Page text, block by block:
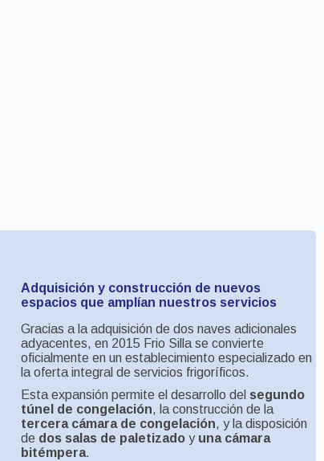
Adquisición y construcción de nuevos
espacios que amplían nuestros servicios
Gracias a la adquisición de dos naves adicionales
adyacentes, en 2015 Frio Silla se convierte
oficialmente en un establecimiento especializado en
la oferta integral de servicios frigoríficos.
Esta expansión permite el desarrollo del segundo
túnel de congelación, la construcción de la
tercera cámara de congelación, y la disposición
de dos salas de paletizadoy una cámara
bitémpera.